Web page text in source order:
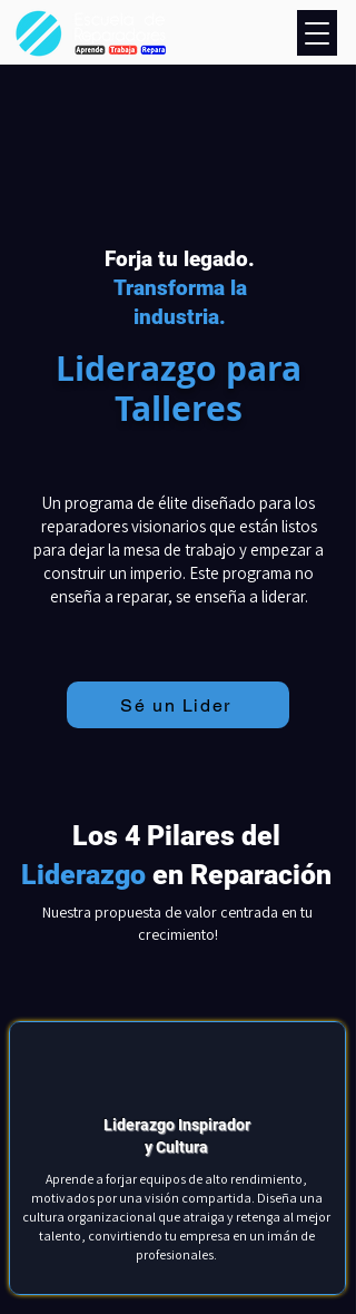
Forja tu legado.
Transforma la
industria.
Liderazgo para
Talleres
Un programa de élite diseñado para los
reparadores visionarios que están listos
para dejar la mesa de trabajo y empezar a
construir un imperio. Este programa no
enseña a reparar, se enseña a liderar.
Sé un Lider
Los 4 Pilares del
Liderazgo en Reparación
Nuestra propuesta de valor centrada en tu
crecimiento!
Liderazgo Inspirador
y Cultura
Aprende a forjar equipos de alto rendimiento,
motivados por una visión compartida. Diseña una
cultura organizacional que atraiga y retenga al mejor
talento, convirtiendo tu empresa en un imán de
profesionales.